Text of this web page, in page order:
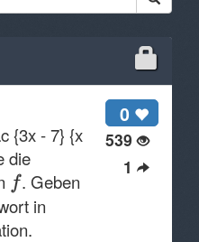
0
539
1
{3x - 7} {x
die
. Geben
in